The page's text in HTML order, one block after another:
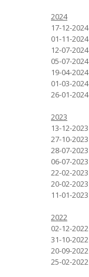
2024
17-12-2024
01-11-2024
12-07-2024
05-07-2024
19-04-2024
01-03-2024
26-01-2024
2023
13-12-2023
27-10-2023
28-07-2023
06-07-2023
22-02-2023
20-02-2023
11-01-2023
2022
02-12-2022
31-10-2022
20-09-2022
25-02-2022